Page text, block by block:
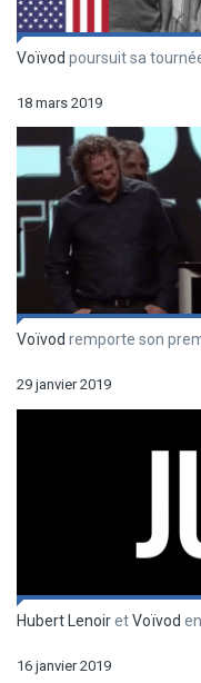
Voïvod poursuit sa
18 mars 2019
Voïvod remporte son
29 janvier 2019
Hubert LenoiretVoïvod
16 janvier 2019